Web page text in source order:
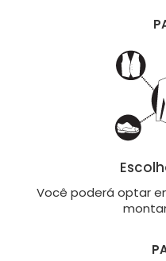
Você poderá optar